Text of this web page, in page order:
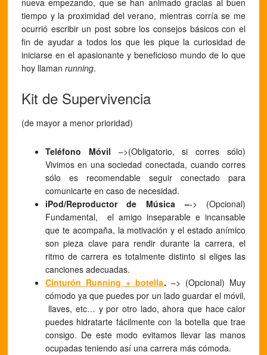
nueva empezando, que se han animado gracias al buen
tiempo y la proximidad del verano, mientras corría se me
ocurrió escribir un post sobre los consejos básicos con el
fin de ayudar a todos los que les pique la curiosidad de
iniciarse en el apasionante y beneficioso mundo de lo que
hoy llaman running.
Kit de Supervivencia
(de mayor a menor prioridad)
Teléfono Móvil –>(Obligatorio, si corres sólo)
Vivimos en una sociedad conectada, cuando corres
sólo es recomendable seguir conectado para
comunicarte en caso de necesidad.
iPod/Reproductor de Música –-> (Opcional)
Fundamental, el amigo inseparable e incansable
que te acompaña, la motivación y el estado anímico
son pieza clave para rendir durante la carrera, el
ritmo de carrera es totalmente distinto si eliges las
canciones adecuadas.
Cinturón Running + botella. –> (Opcional) Muy
cómodo ya que puedes por un lado guardar el móvil,
llaves, etc… y por otro lado, ahora que hace calor
puedes hidratarte fácilmente con la botella que trae
consigo. De este modo evitamos llevar las manos
ocupadas teniendo así una carrera más cómoda.